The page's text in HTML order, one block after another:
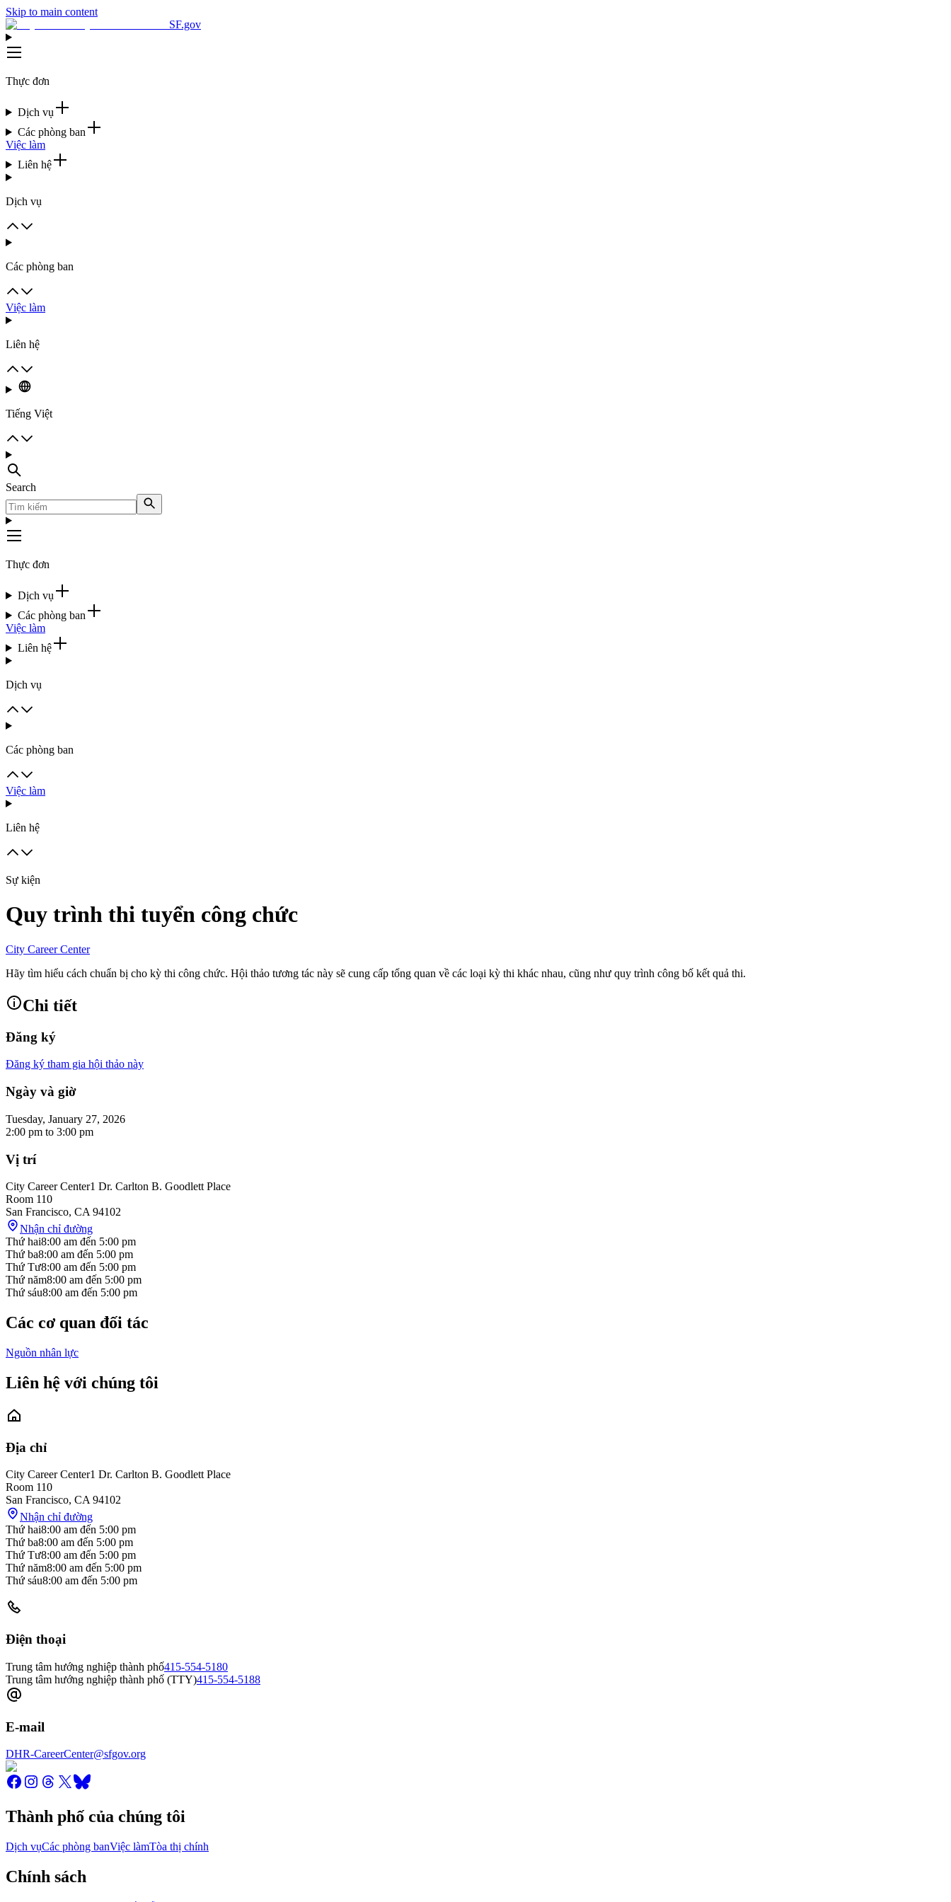
Skip to main content
SF.gov
Thực đơn
Dịch vụ
Các phòng ban
Việc làm
Liên hệ
Dịch vụ
Các phòng ban
Việc làm
Liên hệ
Tiếng Việt
Search
Thực đơn
Dịch vụ
Các phòng ban
Việc làm
Liên hệ
Dịch vụ
Các phòng ban
Việc làm
Liên hệ
Sự kiện
Quy trình thi tuyển công chức
City Career Center
Hãy tìm hiểu cách chuẩn bị cho kỳ thi công chức. Hội thảo tương tác này sẽ cung cấp tổng quan về các loại kỳ thi khác nhau, cũng như quy trình công bố kết quả thi.
Chi tiết
Đăng ký
Đăng ký tham gia hội thảo này
Ngày và giờ
Tuesday, January 27, 2026
2:00 pm to 3:00 pm
Vị trí
City Career Center1 Dr. Carlton B. Goodlett Place
Room 110
San Francisco, CA 94102
Nhận chỉ đường
Thứ hai8:00 am đến 5:00 pm
Thứ ba8:00 am đến 5:00 pm
Thứ Tư8:00 am đến 5:00 pm
Thứ năm8:00 am đến 5:00 pm
Thứ sáu8:00 am đến 5:00 pm
Các cơ quan đối tác
Nguồn nhân lực
Liên hệ với chúng tôi
Địa chỉ
City Career Center1 Dr. Carlton B. Goodlett Place
Room 110
San Francisco, CA 94102
Nhận chỉ đường
Thứ hai8:00 am đến 5:00 pm
Thứ ba8:00 am đến 5:00 pm
Thứ Tư8:00 am đến 5:00 pm
Thứ năm8:00 am đến 5:00 pm
Thứ sáu8:00 am đến 5:00 pm
Điện thoại
Trung tâm hướng nghiệp thành phố415-554-5180
Trung tâm hướng nghiệp thành phố (TTY)415-554-5188
E-mail
DHR-CareerCenter@sfgov.org
Thành phố của chúng tôi
Dịch vụCác phòng banViệc làmTòa thị chính
Chính sách